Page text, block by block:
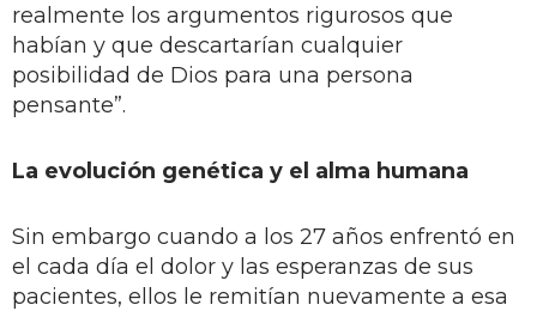
realmente los argumentos rigurosos que
habían y que descartarían cualquier
posibilidad de Dios para una persona
pensante”.
La evolución genética y el alma humana
Sin embargo cuando a los 27 años enfrentó en
el cada día el dolor y las esperanzas de sus
pacientes, ellos le remitían nuevamente a esa